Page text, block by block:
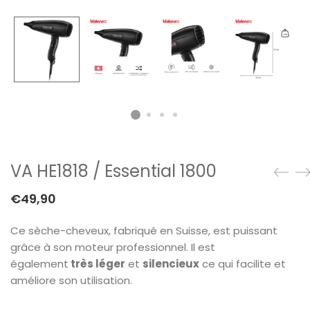
VA HE1818 / Essential 1800
€49,90
Ce sèche-cheveux, fabriqué en Suisse, est puissant
grâce à son moteur professionnel. Il est
également très léger et silencieuxce qui facilite et
améliore son utilisation.